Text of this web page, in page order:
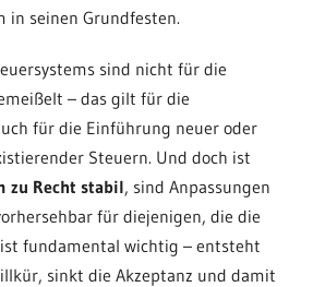
in seinen Grundfesten.
sind nicht für die
– das gilt für die
für die Einführung neuer oder
Steuern. Und doch ist
zu Recht stabil, sind Anpassungen
für diejenigen, die die
fundamental wichtig – entsteht
sinkt die Akzeptanz und damit